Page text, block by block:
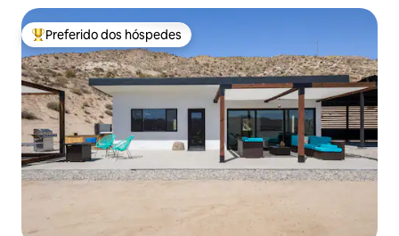
Entre os melhores preferidos dos hóspedes
Preferido dos hóspedes